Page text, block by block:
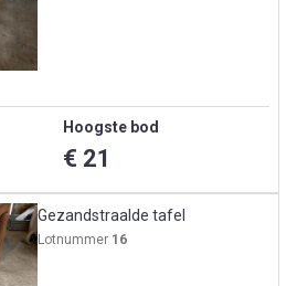
Hoogste bod
€ 21
Gezandstraalde tafel
Lotnummer 16